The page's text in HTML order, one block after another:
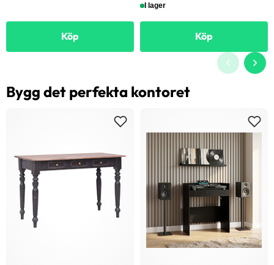
Köp
I lager
Köp
Bygg det perfekta kontoret